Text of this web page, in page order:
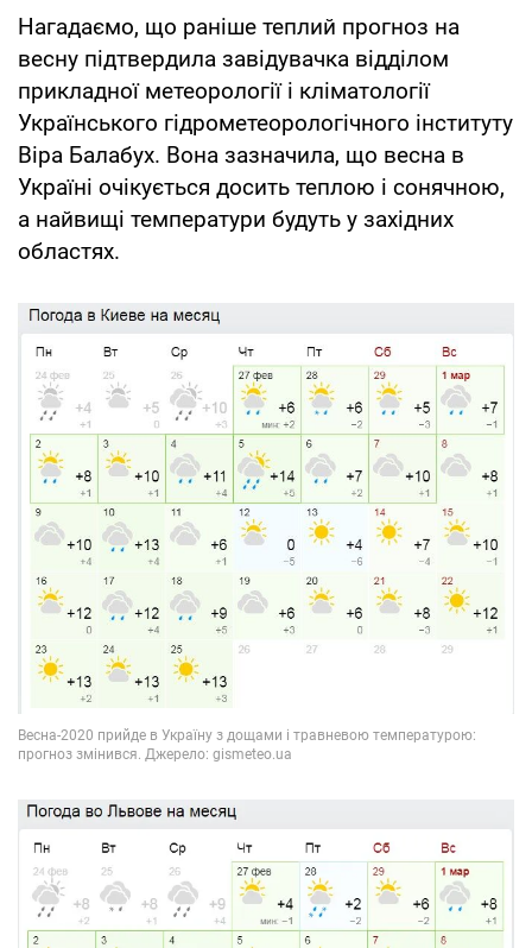
Нагадаємо, що раніше теплий прогноз на
весну підтвердила завідувачка відділом
прикладної метеорології і кліматології
Українського гідрометеорологічного інституту
Віра Балабух. Вона зазначила, що весна в
Україні очікується досить теплою і сонячною,
а найвищі температури будуть у західних
областях.